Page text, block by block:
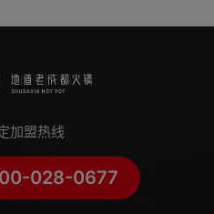
加盟热线
028-0677